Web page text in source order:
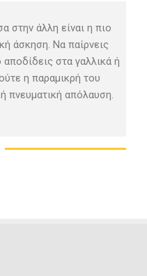
στην άλλη είναι η πιο
άσκηση. Να παίρνεις
αποδίδεις στα γαλλικά ή
η παραμικρή του
πνευματική απόλαυση.